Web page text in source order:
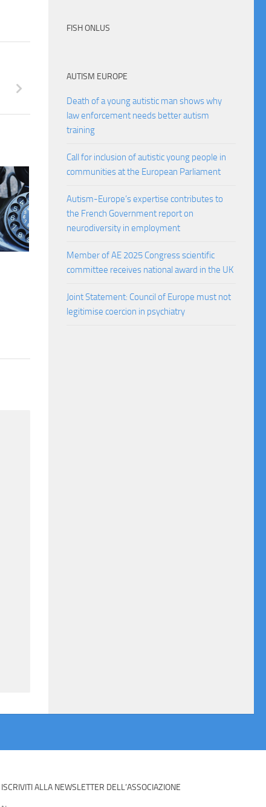
FISH ONLUS
AUTISM EUROPE
Death of a young autistic man shows why
law enforcement needs better autism
training
Call for inclusion of autistic young people in
communities at the European Parliament
Autism-Europe’s expertise contributes to
the French Government report on
neurodiversity in employment
Member of AE 2025 Congress scientific
committee receives national award in the UK
Joint Statement: Council of Europe must not
legitimise coercion in psychiatry
ISCRIVITI ALLA NEWSLETTER DELL’ASSOCIAZIONE